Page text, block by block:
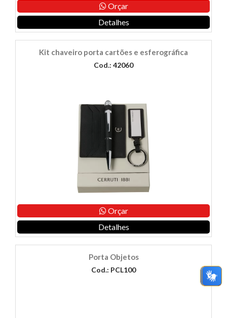
Orçar
Detalhes
Kit chaveiro porta cartões e esferográfica
Cod.: 42060
Orçar
Detalhes
Porta Objetos
Cod.: PCL100